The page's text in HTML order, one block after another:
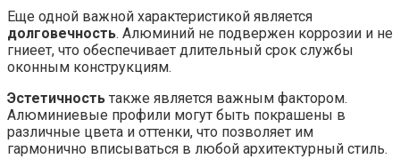
Еще одной важной характеристикой является
долговечность. Алюминий не подвержен коррозии и не
гниеет, что обеспечивает длительный срок службы
оконным конструкциям.
Эстетичность также является важным фактором.
Алюминиевые профили могут быть покрашены в
различные цвета и оттенки, что позволяет им
гармонично вписываться в любой архитектурный стиль.